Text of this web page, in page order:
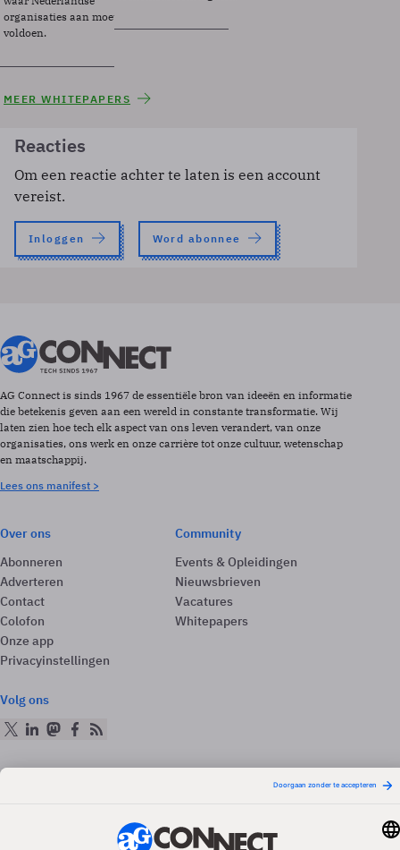
organisaties aan moeten
voldoen.
MEER WHITEPAPERS
Reacties
Om een reactie achter te laten is een account
vereist.
Inloggen Word abonnee
AG Connect is sinds 1967 de essentiële bron van ideeën en informatie
die betekenis geven aan een wereld in constante transformatie. Wij
laten zien hoe tech elk aspect van ons leven verandert, van onze
organisaties, ons werk en onze carrière tot onze cultuur, wetenschap
en maatschappij.
Lees ons manifest >
Over ons
Abonneren
Adverteren
Contact
Colofon
Onze app
Privacyinstellingen
Community
Events & Opleidingen
Nieuwsbrieven
Vacatures
Whitepapers
Volg ons
Redactionele partner